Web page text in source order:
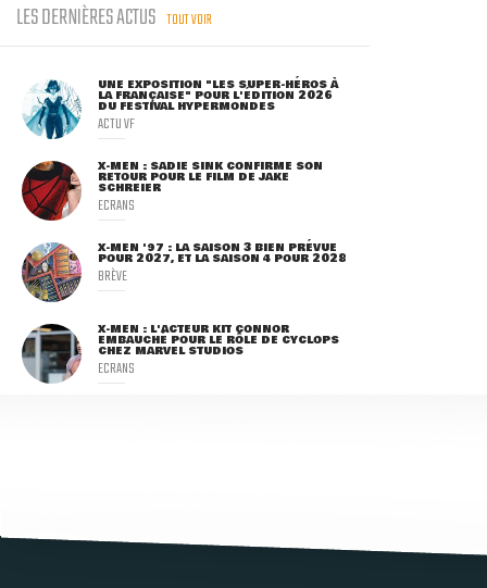
LES DERNIÈRES ACTUS TOUT VOIR
UNE EXPOSITION "LES SUPER-HÉROS À
LA FRANÇAISE" POUR L'ÉDITION 2026
DU FESTIVAL HYPERMONDES
ACTU VF
X-MEN : SADIE SINK CONFIRME SON
RETOUR POUR LE FILM DE JAKE
SCHREIER
ECRANS
X-MEN '97 : LA SAISON 3 BIEN PRÉVUE
POUR 2027, ET LA SAISON 4 POUR 2028
BRÈVE
X-MEN : L'ACTEUR KIT CONNOR
EMBAUCHÉ POUR LE RÔLE DE CYCLOPS
CHEZ MARVEL STUDIOS
ECRANS